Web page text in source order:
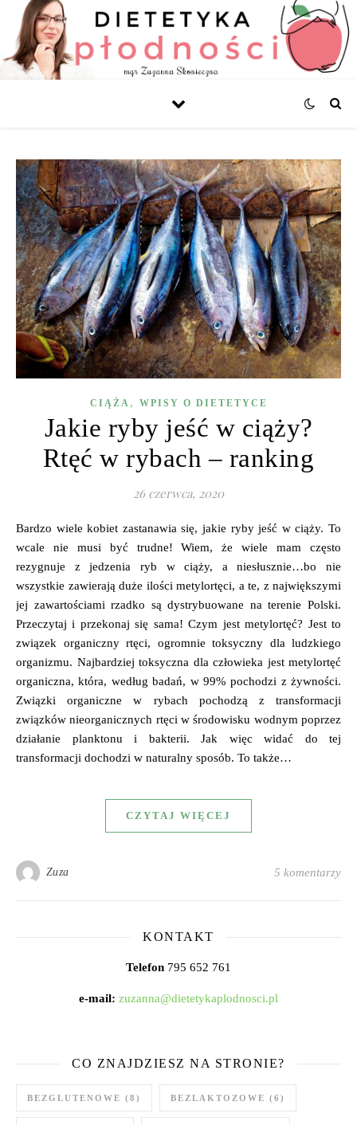
CIĄŻA , WPISY O DIETETYCE
Jakie ryby jeść w ciąży?
Rtęć w rybach – ranking
26 czerwca, 2020
Bardzo wiele kobiet zastanawia się, jakie ryby jeść w ciąży. To
wcale nie musi być trudne! Wiem, że wiele mam często
rezygnuje z jedzenia ryb w ciąży, a niesłusznie…bo nie
wszystkie zawierają duże ilości metylortęci, a te, z największymi
jej zawartościami rzadko są dystrybuowane na terenie Polski.
Przeczytaj i przekonaj się sama! Czym jest metylortęć? Jest to
związek organiczny rtęci, ogromnie toksyczny dla ludzkiego
organizmu. Najbardziej toksyczna dla człowieka jest metylortęć
organiczna, która, według badań, w 99% pochodzi z żywności.
Związki organiczne w rybach pochodzą z transformacji
związków nieorganicznych rtęci w środowisku wodnym poprzez
działanie planktonu i bakterii. Jak więc widać do tej
transformacji dochodzi w naturalny sposób. To także…
CZYTAJ WIĘCEJ
Zuza 5 komentarzy
KONTAKT
Telefon 795 652 761
e-mail: zuzanna@dietetykaplodnosci.pl
CO ZNAJDZIESZ NA STRONIE?
BEZGLUTENOWE (8) BEZLAKTOZOWE (6)